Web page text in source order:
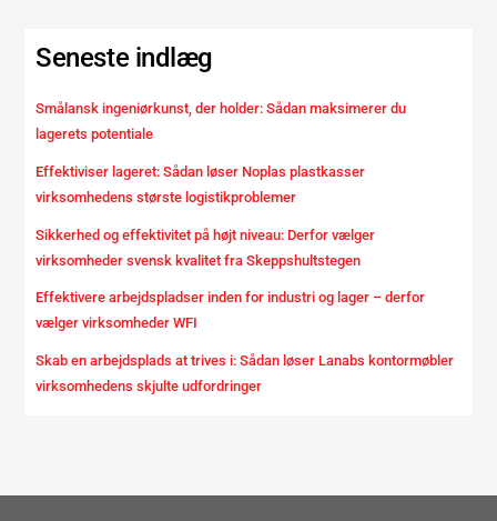
Seneste indlæg
Smålansk ingeniørkunst, der holder: Sådan maksimerer du
lagerets potentiale
Effektiviser lageret: Sådan løser Noplas plastkasser
virksomhedens største logistikproblemer
Sikkerhed og effektivitet på højt niveau: Derfor vælger
virksomheder svensk kvalitet fra Skeppshultstegen
Effektivere arbejdspladser inden for industri og lager – derfor
vælger virksomheder WFI
Skab en arbejdsplads at trives i: Sådan løser Lanabs kontormøbler
virksomhedens skjulte udfordringer